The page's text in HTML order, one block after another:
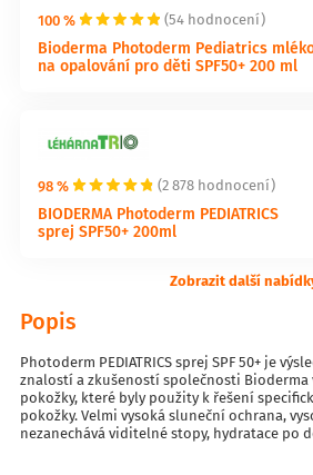
100 % (54 hodnocení)
Bioderma Photoderm Pediatrics
na opalování pro děti SPF50+ 200 ml
98 % (2 878 hodnocení)
BIODERMA Photoderm PEDIATRICS
sprej SPF50+ 200ml
Zobrazit další
Popis
Photoderm PEDIATRICS sprej SPF 50+ je
znalostí a zkušeností společnosti
pokožky, které byly použity k řešení
pokožky. Velmi vysoká sluneční ochrana,
nezanechává viditelné stopy, hydratace po